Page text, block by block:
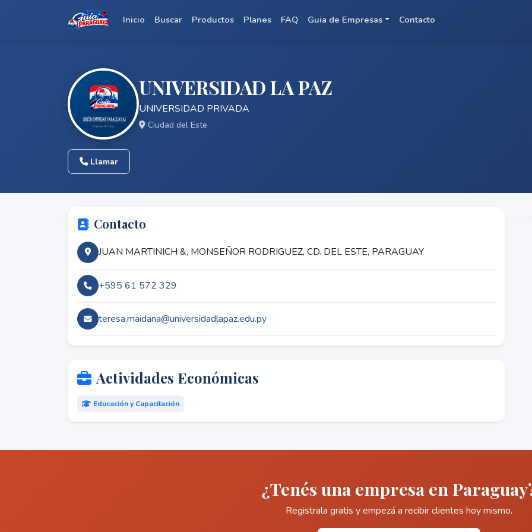
Inicio Buscar Productos Planes FAQ Guia de Empresas Contacto
UNIVERSIDAD LA PAZ
UNIVERSIDAD PRIVADA
Ciudad del Este
Llamar
Contacto
JUAN MARTINICH &, MONSEÑOR RODRIGUEZ, CD. DEL ESTE, PARAGUAY
+595 61 572 329
teresa.maidana@universidadlapaz.edu.py
Actividades Económicas
Educación y Capacitación
¿Tenés una empresa en
Registrala gratis y empezá a recibir clientes hoy mismo.